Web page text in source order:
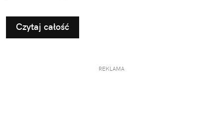
Czytaj całość
REKLAMA